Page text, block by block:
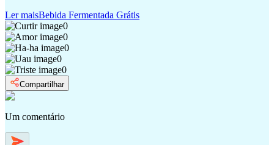
Ler maisBebida Fermentada Grátis
0
0
0
0
0
Compartilhar
Um comentário